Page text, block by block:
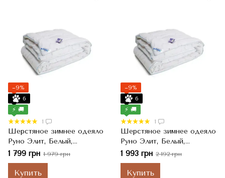
−9%
6
⚡ 🚚
1
Шерстяное зимнее одеяло
Руно Элит, Белый,
Полуторный, 140x205 см
1 799 грн 1 979 грн
Купить
−9%
6
⚡ 🚚
1
Шерстяное зимнее одеяло
Руно Элит, Белый,
Двуспальный, 172x205 см
1 993 грн 2 192 грн
Купить